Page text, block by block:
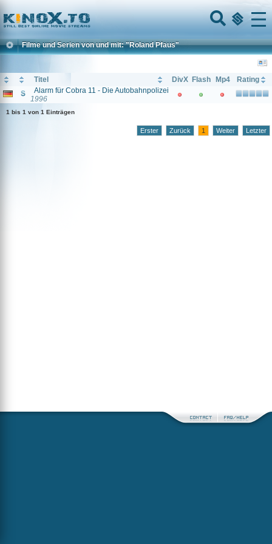
Home
Menu
Filme und Serien von und mit: "Roland Pfaus"
Titel DivX Flash Mp4
Rating
Alarm für Cobra 11 - Die Autobahnpolizei
1996
1 bis 1 von 1 Einträgen
Erster Zurück 1 Weiter Letzter